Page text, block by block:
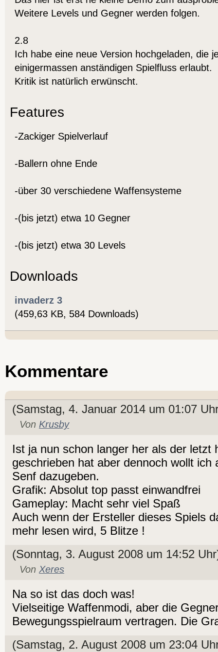
Weitere Levels und Gegner werden folgen.
2.8
Ich habe eine neue Version hochgeladen, die
einigermassen anständigen Spielfluss erlaubt.
Kritik ist natürlich erwünscht.
Features
-Zackiger Spielverlauf
-Ballern ohne Ende
-über 30 verschiedene Waffensysteme
-(bis jetzt) etwa 10 Gegner
-(bis jetzt) etwa 30 Levels
Downloads
invaderz 3
(459,63 KB, 584 Downloads)
Kommentare
(Samstag, 4. Januar 2014 um 01:07
Von Krusby
Ist ja nun schon langer her als der letzt
geschrieben hat aber dennoch wollt ich
Senf dazugeben.
Grafik: Absolut top passt einwandfrei
Gameplay: Macht sehr viel Spaß
Auch wenn der Ersteller dieses Spiels
mehr lesen wird, 5 Blitze !
(Sonntag, 3. August 2008 um 14:52
Von Xeres
Na so ist das doch was!
Vielseitige Waffenmodi, aber die
Bewegungsspielraum vertragen. Die
(Samstag, 2. August 2008 um 23:04